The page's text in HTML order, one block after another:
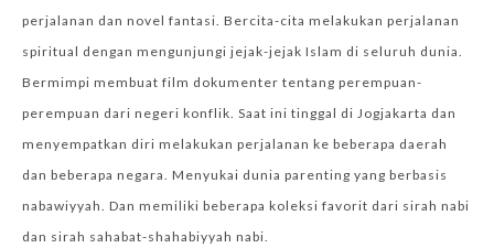
perjalanan dan novel fantasi. Bercita-cita melakukan perjalanan
spiritual dengan mengunjungi jejak-jejak Islam di seluruh dunia.
Bermimpi membuat film dokumenter tentang perempuan-
perempuan dari negeri konflik. Saat ini tinggal di Jogjakarta dan
menyempatkan diri melakukan perjalanan ke beberapa daerah
dan beberapa negara. Menyukai dunia parenting yang berbasis
nabawiyyah. Dan memiliki beberapa koleksi favorit dari sirah nabi
dan sirah sahabat-shahabiyyah nabi.